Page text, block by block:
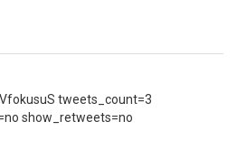
tweets_count=3
show_retweets=no